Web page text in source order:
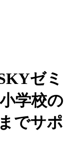
ゼミ
学校の
でサポ